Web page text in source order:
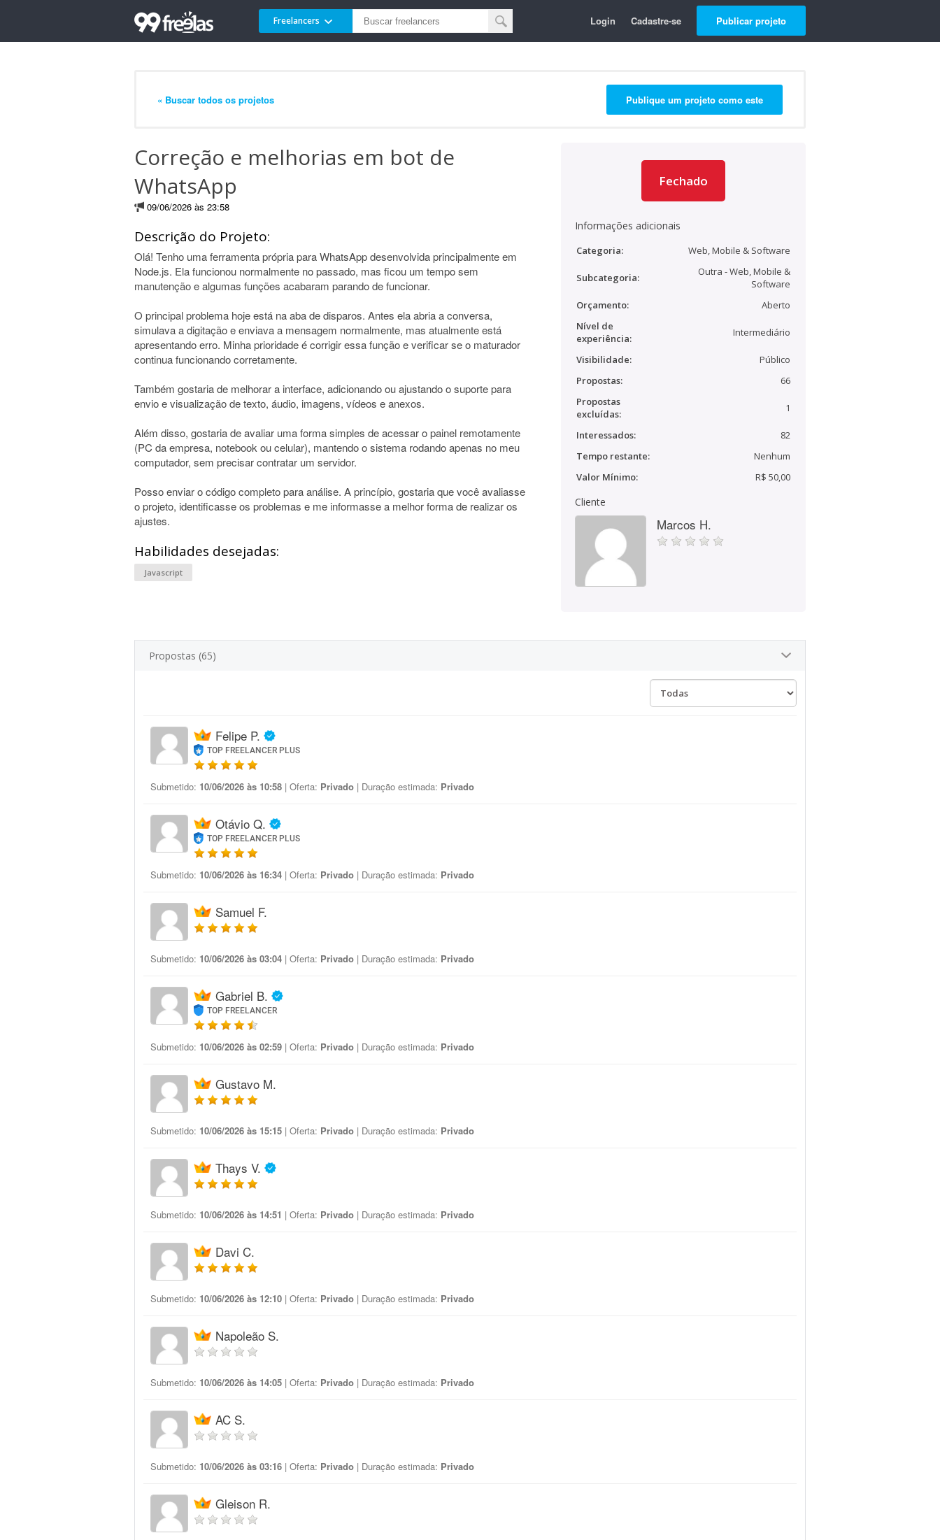
Freelancers Login Cadastre-se Publicar projeto
« Buscar todos os projetos Publique um projeto como este
Correção e melhorias em bot de
WhatsApp
09/06/2026 às 23:58
Descrição do Projeto:
Olá! Tenho uma ferramenta própria para WhatsApp desenvolvida principalmente em
Node.js. Ela funcionou normalmente no passado, mas ficou um tempo sem
manutenção e algumas funções acabaram parando de funcionar.
O principal problema hoje está na aba de disparos. Antes ela abria a conversa,
simulava a digitação e enviava a mensagem normalmente, mas atualmente está
apresentando erro. Minha prioridade é corrigir essa função e verificar se o maturador
continua funcionando corretamente.
Também gostaria de melhorar a interface, adicionando ou ajustando o suporte para
envio e visualização de texto, áudio, imagens, vídeos e anexos.
Além disso, gostaria de avaliar uma forma simples de acessar o painel remotamente
(PC da empresa, notebook ou celular), mantendo o sistema rodando apenas no meu
computador, sem precisar contratar um servidor.
Posso enviar o código completo para análise. A princípio, gostaria que você avaliasse
o projeto, identificasse os problemas e me informasse a melhor forma de realizar os
ajustes.
Habilidades desejadas:
Javascript
Fechado
Informações adicionais
Categoria: Web, Mobile & Software
Subcategoria:
Outra - Web, Mobile &
Software
Orçamento:
Aberto
Nível de
experiência:
Intermediário
Visibilidade:
Público
Propostas:
66
Propostas
excluídas:
1
Interessados:
82
Tempo restante:
Nenhum
Valor Mínimo:
R$ 50,00
Cliente
Marcos H.
Propostas (65)
Felipe P.
TOP FREELANCER PLUS
Submetido: 10/06/2026 às 10:58 | Oferta: Privado | Duração estimada: Privado
Otávio Q.
TOP FREELANCER PLUS
Submetido: 10/06/2026 às 16:34 | Oferta: Privado | Duração estimada: Privado
Samuel F.
Submetido: 10/06/2026 às 03:04 | Oferta: Privado | Duração estimada: Privado
Gabriel B.
TOP FREELANCER
Submetido: 10/06/2026 às 02:59 | Oferta: Privado | Duração estimada: Privado
Gustavo M.
Submetido: 10/06/2026 às 15:15 | Oferta: Privado | Duração estimada: Privado
Thays V.
Submetido: 10/06/2026 às 14:51 | Oferta: Privado | Duração estimada: Privado
Davi C.
Submetido: 10/06/2026 às 12:10 | Oferta: Privado | Duração estimada: Privado
Napoleão S.
Submetido: 10/06/2026 às 14:05 | Oferta: Privado | Duração estimada: Privado
AC S.
Submetido: 10/06/2026 às 03:16 | Oferta: Privado | Duração estimada: Privado
Gleison R.